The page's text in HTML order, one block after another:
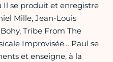
Il se produit et enregistre
Mille, Jean-Louis
Tribe From The
Improvisée… Paul se
et enseigne, à la